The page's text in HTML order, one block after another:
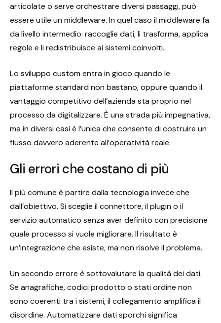
articolate o serve orchestrare diversi passaggi, può
essere utile un middleware. In quel caso il middleware fa
da livello intermedio: raccoglie dati, li trasforma, applica
regole e li redistribuisce ai sistemi coinvolti.
Lo sviluppo customentra in gioco quando le
piattaforme standard non bastano, oppure quando il
vantaggio competitivo dell’azienda sta proprio nel
processo da digitalizzare. È una strada più impegnativa,
ma in diversi casi è l’unica che consente di costruire un
flusso davvero aderente all’operatività reale.
Gli errori che costano di più
Il più comune è partire dalla tecnologia invece che
dall’obiettivo. Si sceglie il connettore, il plugin o il
servizio automatico senza aver definito con precisione
quale processo si vuole migliorare. Il risultato è
un’integrazione che esiste, ma non risolve il problema.
Un secondo errore è sottovalutare la qualità dei dati.
Se anagrafiche, codici prodotto o stati ordine non
sono coerenti tra i sistemi, il collegamento amplifica il
disordine. Automatizzare dati sporchi significa